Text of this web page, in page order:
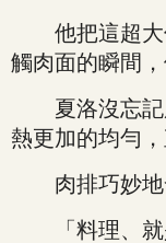
他把這超大
觸肉面的瞬間
夏洛沒忘記
熱更加的均勻
肉排巧妙地
「料理、就